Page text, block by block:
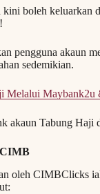
boleh
pengguna akaun
sedemikian.
Melalui Maybank2u
akaun Tabung
oleh CIMBClicks